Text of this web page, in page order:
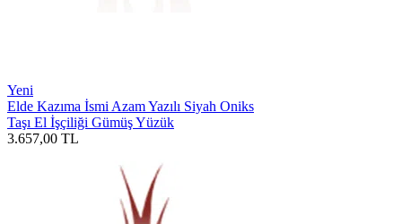
Yeni
Elde Kazıma İsmi Azam Yazılı Siyah Oniks
Taşı El İşçiliği Gümüş Yüzük
3.657,00 TL